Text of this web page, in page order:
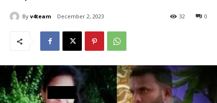
By v4team December 2, 2023 0
32